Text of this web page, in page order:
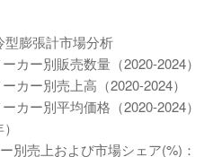
型膨張計市場分析
カー別販売数量（2020-2024）
カー別売上高（2020-2024）
カー別平均価格（2020-2024）
別売上および市場シェア(%)：